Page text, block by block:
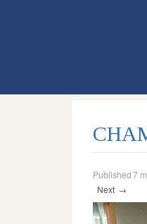
Published7
Next →